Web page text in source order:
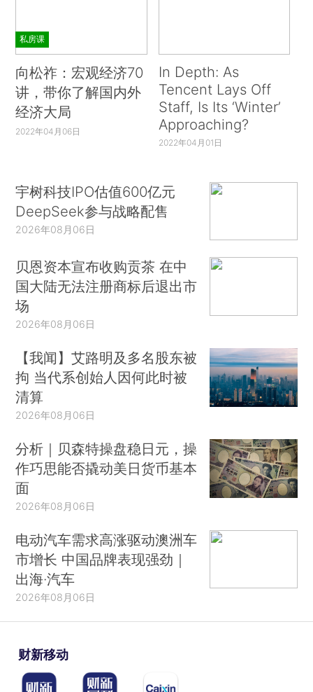
私房课
向松祚：宏观经济70
讲，带你了解国内外
经济大局
2022年04月06日
In Depth: As
Tencent Lays Off
Staff, Is Its ‘Winter’
Approaching?
2022年04月01日
宇树科技IPO估值600亿元
DeepSeek参与战略配售
2026年08月06日
贝恩资本宣布收购贡茶 在中
国大陆无法注册商标后退出市
场
2026年08月06日
【我闻】艾路明及多名股东被
拘 当代系创始人因何此时被
清算
2026年08月06日
分析｜贝森特操盘稳日元，操
作巧思能否撬动美日货币基本
面
2026年08月06日
电动汽车需求高涨驱动澳洲车
市增长 中国品牌表现强劲｜
出海·汽车
2026年08月06日
财新移动